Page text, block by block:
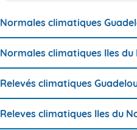
Normales climatiques
Normales climatiques Iles du
Relevés climatiques
Releves climatiques Iles du